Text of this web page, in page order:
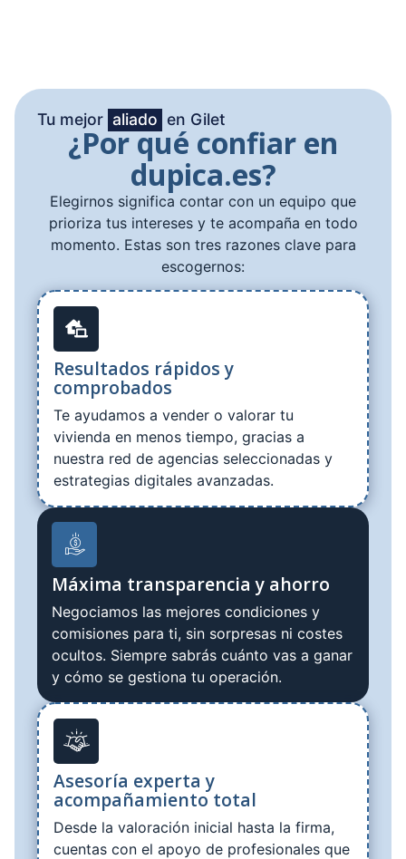
Tu mejor aliado en Gilet
¿Por qué confiar en
dupica.es?
Elegirnos significa contar con un equipo que
prioriza tus intereses y te acompaña en todo
momento. Estas son tres razones clave para
escogernos:
Resultados rápidos y
comprobados
Te ayudamos a vender o valorar tu
vivienda en menos tiempo, gracias a
nuestra red de agencias seleccionadas y
estrategias digitales avanzadas.
Máxima transparencia y ahorro
Negociamos las mejores condiciones y
comisiones para ti, sin sorpresas ni costes
ocultos. Siempre sabrás cuánto vas a ganar
y cómo se gestiona tu operación.
Asesoría experta y
acompañamiento total
Desde la valoración inicial hasta la firma,
cuentas con el apoyo de profesionales que